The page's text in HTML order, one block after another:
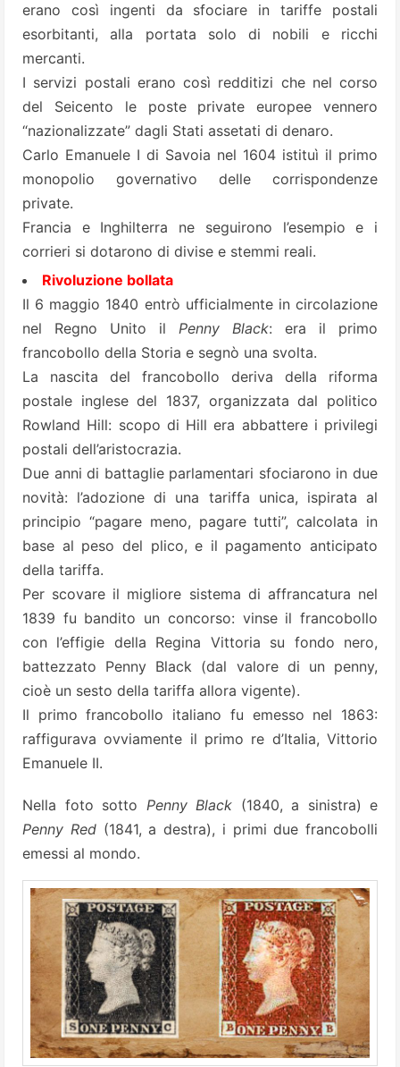
erano così ingenti da sfociare in tariffe postali
esorbitanti, alla portata solo di nobili e ricchi
mercanti.
I servizi postali erano così redditizi che nel corso
del Seicento le poste private europee vennero
“nazionalizzate” dagli Stati assetati di denaro.
Carlo Emanuele I di Savoia nel 1604 istituì il primo
monopolio governativo delle corrispondenze
private.
Francia e Inghilterra ne seguirono l’esempio e i
corrieri si dotarono di divise e stemmi reali.
Rivoluzione bollata
Il 6 maggio 1840 entrò ufficialmente in circolazione
nel Regno Unito il Penny Black: era il primo
francobollo della Storia e segnò una svolta.
La nascita del francobollo deriva della riforma
postale inglese del 1837, organizzata dal politico
Rowland Hill: scopo di Hill era abbattere i privilegi
postali dell’aristocrazia.
Due anni di battaglie parlamentari sfociarono in due
novità: l’adozione di una tariffa unica, ispirata al
principio “pagare meno, pagare tutti”, calcolata in
base al peso del plico, e il pagamento anticipato
della tariffa.
Per scovare il migliore sistema di affrancatura nel
1839 fu bandito un concorso: vinse il francobollo
con l’effigie della Regina Vittoria su fondo nero,
battezzato Penny Black (dal valore di un penny,
cioè un sesto della tariffa allora vigente).
Il primo francobollo italiano fu emesso nel 1863:
raffigurava ovviamente il primo re d’Italia, Vittorio
Emanuele II.
Nella foto sotto Penny Black (1840, a sinistra) e
Penny Red(1841, a destra), i primi due francobolli
emessi al mondo.